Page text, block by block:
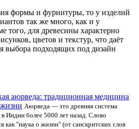
формы и фурнитуры, то у изделий
так же много, как и у
того, для древесины характерно
цветов и текстур, что даёт
выбора подходящих под дизайн
аюрведа: традиционная медицина
Аюрведа — это древняя система
Индии более 5000 лет назад. Слово
как "наука о жизни" (от санскритских слов